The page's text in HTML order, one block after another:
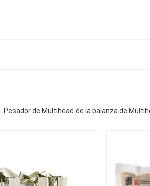
Pesador de Multihead de la balanza de